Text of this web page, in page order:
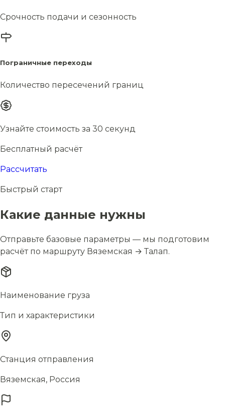
Срочность подачи и сезонность
Пограничные переходы
Количество пересечений границ
Узнайте стоимость за 30 секунд
Бесплатный расчёт
Рассчитать
Быстрый старт
Какие данные нужны
Отправьте базовые параметры — мы подготовим
расчёт по маршруту Вяземская → Талап.
Наименование груза
Тип и характеристики
Станция отправления
Вяземская, Россия